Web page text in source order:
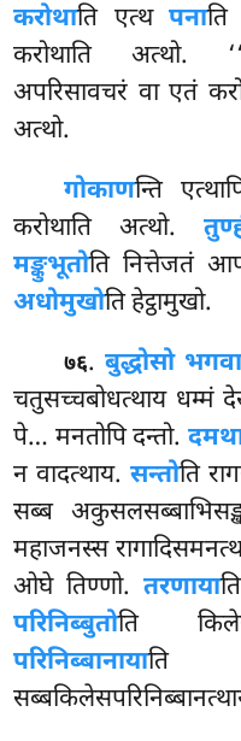
करोथाति एत्थपना
करोथाति अत्थो.
अपरिसावचरं वा एतं
अत्थो.
गोकाणन्ति
करोथाति अत्थो.
मङ्कुभूतोति नित्तेजतं
अधोमुखोति हेट्ठामुखो.
७६.बुद्धोसो
चतुसच्चबोधत्थाय धम्मं
पे… मनतोपि दन्तो.
न वादत्थाय.सन्तोति
सब्ब
महाजनस्स
ओघे तिण्णो. तरणाया
परिनिब्बुतोति
परिनिब्बानायाति